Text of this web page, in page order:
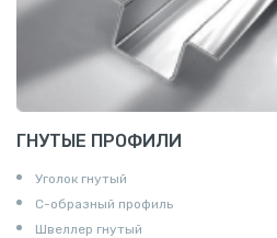
ГНУТЫЕ ПРОФИЛИ
Уголок гнутый
С-образный профиль
Швеллер гнутый